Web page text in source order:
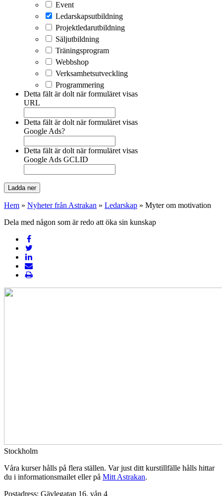
Event
Ledarskapsutbildning
Projektledarutbildning
Säljutbildning
Träningsprogram
Webbshop
Verksamhetsutveckling
Programmering
Detta fält är dolt när formuläret visas
URL
Detta fält är dolt när formuläret visas
Google Ads?
Detta fält är dolt när formuläret visas
Google Ads GCLID
Hem » Nyheter från Astrakan » Ledarskap » Myter om motivation
Dela med någon som är redo att öka sin kunskap
Stockholm
Våra kurser hålls på flera ställen. Var just ditt kurstillfälle hålls hittar
du i informationsmailet eller på Mitt Astrakan.
Postadress: Gävlegatan 16, vån 4